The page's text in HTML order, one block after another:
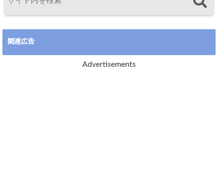
関連広告
Advertisements